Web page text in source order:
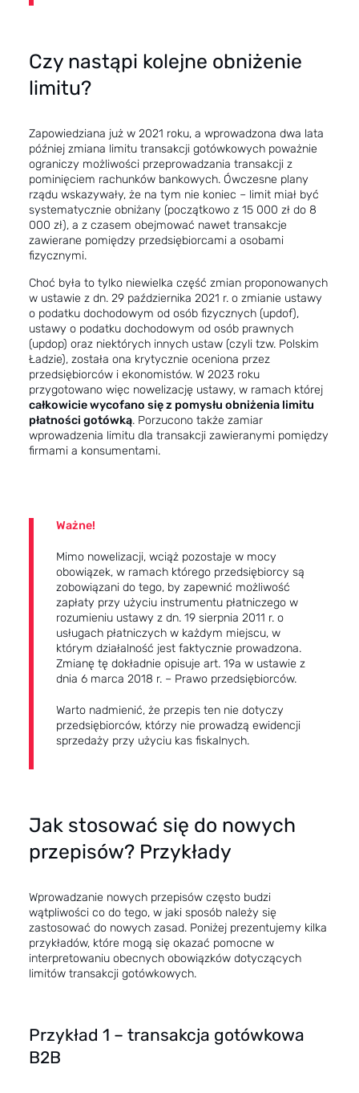
Czy nastąpi kolejne obniżenie
limitu?
Zapowiedziana już w 2021 roku, a wprowadzona dwa lata
później zmiana limitu transakcji gotówkowych poważnie
ograniczy możliwości przeprowadzania transakcji z
pominięciem rachunków bankowych. Ówczesne plany
rządu wskazywały, że na tym nie koniec – limit miał być
systematycznie obniżany (początkowo z 15 000 zł do 8
000 zł), a z czasem obejmować nawet transakcje
zawierane pomiędzy przedsiębiorcami a osobami
fizycznymi.
Choć była to tylko niewielka część zmian proponowanych
w ustawie z dn. 29 października 2021 r. o zmianie ustawy
o podatku dochodowym od osób fizycznych (updof),
ustawy o podatku dochodowym od osób prawnych
(updop) oraz niektórych innych ustaw (czyli tzw. Polskim
Ładzie), została ona krytycznie oceniona przez
przedsiębiorców i ekonomistów. W 2023 roku
przygotowano więc nowelizację ustawy, w ramach której
całkowicie wycofano się z pomysłu obniżenia limitu
płatności gotówką. Porzucono także zamiar
wprowadzenia limitu dla transakcji zawieranymi pomiędzy
firmami a konsumentami.
Ważne!
Mimo nowelizacji, wciąż pozostaje w mocy
obowiązek, w ramach którego przedsiębiorcy są
zobowiązani do tego, by zapewnić możliwość
zapłaty przy użyciu instrumentu płatniczego w
rozumieniu ustawy z dn. 19 sierpnia 2011 r. o
usługach płatniczych w każdym miejscu, w
którym działalność jest faktycznie prowadzona.
Zmianę tę dokładnie opisuje art. 19a w ustawie z
dnia 6 marca 2018 r. – Prawo przedsiębiorców.
Warto nadmienić, że przepis ten nie dotyczy
przedsiębiorców, którzy nie prowadzą ewidencji
sprzedaży przy użyciu kas fiskalnych.
Jak stosować się do nowych
przepisów? Przykłady
Wprowadzanie nowych przepisów często budzi
wątpliwości co do tego, w jaki sposób należy się
zastosować do nowych zasad. Poniżej prezentujemy kilka
przykładów, które mogą się okazać pomocne w
interpretowaniu obecnych obowiązków dotyczących
limitów transakcji gotówkowych.
Przykład 1 – transakcja gotówkowa
B2B